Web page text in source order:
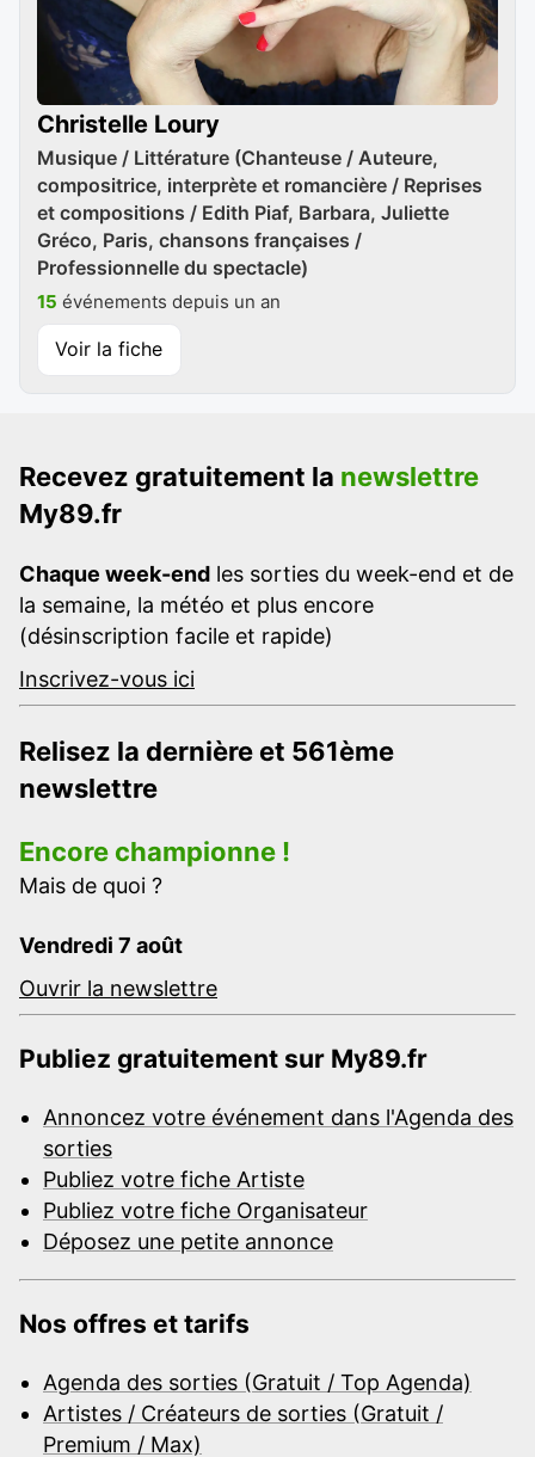
Christelle Loury
Musique / Littérature (Chanteuse / Auteure,
compositrice, interprète et romancière / Reprises
et compositions / Edith Piaf, Barbara, Juliette
Gréco, Paris, chansons françaises /
Professionnelle du spectacle)
15 événements depuis un an
Voir la fiche
Recevez gratuitement la newslettre
My89.fr
Chaque week-end les sorties du week-end et de
la semaine, la météo et plus encore
(désinscription facile et rapide)
Inscrivez-vous ici
Relisez la dernière et 561ème
newslettre
Encore championne !
Mais de quoi ?
Vendredi 7 août
Ouvrir la newslettre
Publiez gratuitement sur My89.fr
Annoncez votre événement dans l'Agenda des
sorties
Publiez votre fiche Artiste
Publiez votre fiche Organisateur
Déposez une petite annonce
Nos offres et tarifs
Agenda des sorties (Gratuit / Top Agenda)
Artistes / Créateurs de sorties (Gratuit /
Premium / Max)